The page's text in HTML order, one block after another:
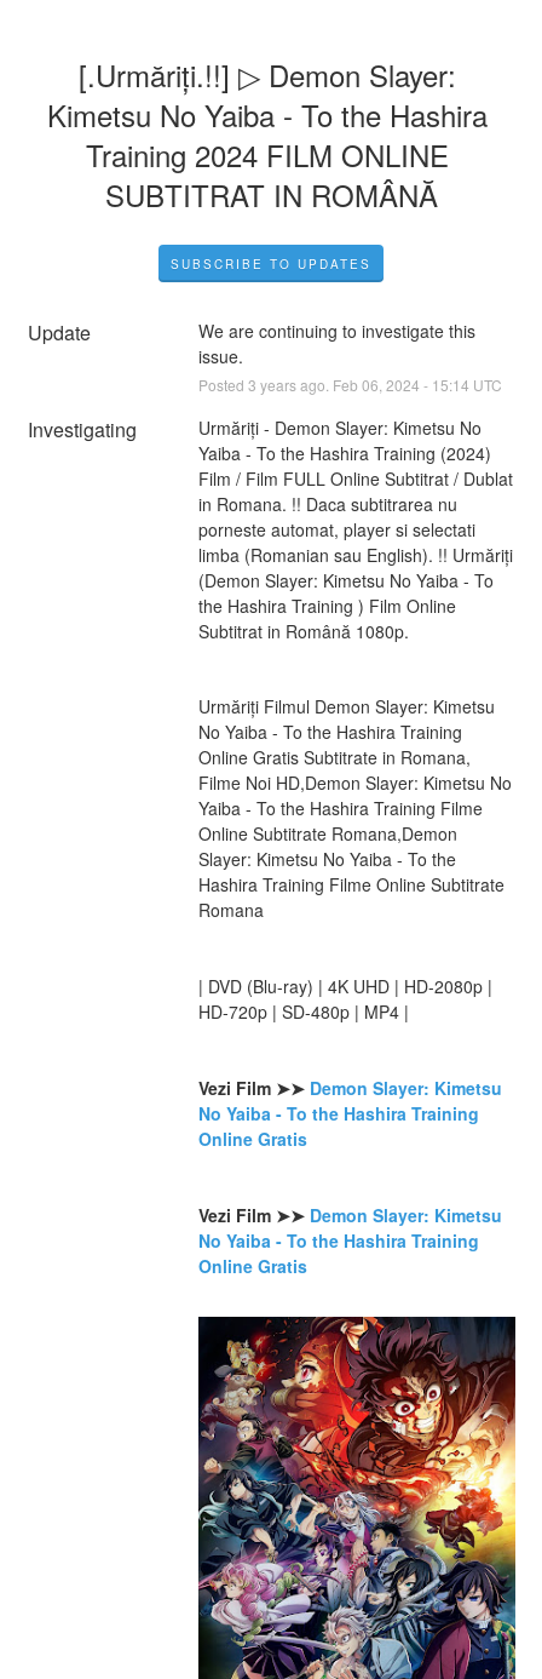
[.Urmăriți.!!] ▷ Demon Slayer:
Kimetsu No Yaiba - To the Hashira
Training 2024 FILM ONLINE
SUBTITRAT IN ROMÂNĂ
SUBSCRIBE TO UPDATES
Update
We are continuing to investigate this
issue.
Posted 3 years ago. Feb 06 2024 - 15:14 UTC
Investigating
Urmăriți - Demon Slayer: Kimetsu No
Yaiba - To the Hashira Training (2024)
Film / Film FULL Online Subtitrat / Dublat
in Romana. !! Daca subtitrarea nu
porneste automat, player si selectati
limba (Romanian sau English). !! Urmăriți
(Demon Slayer: Kimetsu No Yaiba - To
the Hashira Training ) Film Online
Subtitrat in Română 1080p.
Urmăriți Filmul Demon Slayer: Kimetsu
No Yaiba - To the Hashira Training
Online Gratis Subtitrate in Romana,
Filme Noi HD,Demon Slayer: Kimetsu No
Yaiba - To the Hashira Training Filme
Online Subtitrate Romana,Demon
Slayer: Kimetsu No Yaiba - To the
Hashira Training Filme Online Subtitrate
Romana
| DVD (Blu-ray) | 4K UHD | HD-2080p |
HD-720p | SD-480p | MP4 |
Vezi Film ➤➤ Demon Slayer: Kimetsu
No Yaiba - To the Hashira Training
Online Gratis
Vezi Film ➤➤ Demon Slayer: Kimetsu
No Yaiba - To the Hashira Training
Online Gratis